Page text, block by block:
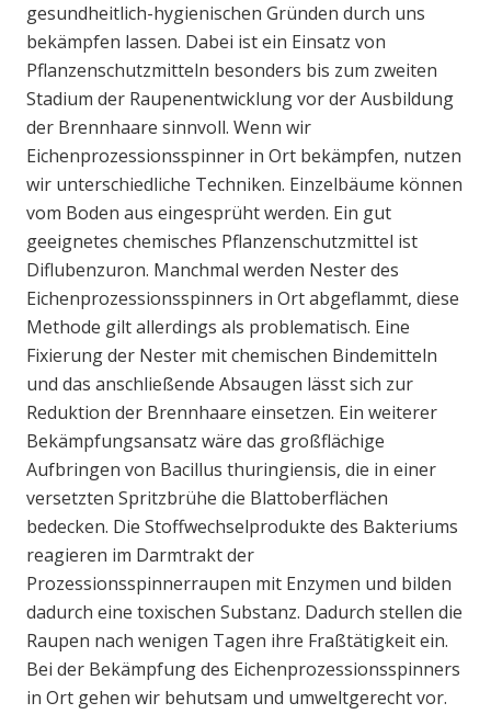
gesundheitlich-hygienischen Gründen durch uns
bekämpfen lassen. Dabei ist ein Einsatz von
Pflanzenschutzmitteln besonders bis zum zweiten
Stadium der Raupenentwicklung vor der Ausbildung
der Brennhaare sinnvoll. Wenn wir
Eichenprozessionsspinner in Ort bekämpfen, nutzen
wir unterschiedliche Techniken. Einzelbäume können
vom Boden aus eingesprüht werden. Ein gut
geeignetes chemisches Pflanzenschutzmittel ist
Diflubenzuron. Manchmal werden Nester des
Eichenprozessionsspinners in Ort abgeflammt, diese
Methode gilt allerdings als problematisch. Eine
Fixierung der Nester mit chemischen Bindemitteln
und das anschließende Absaugen lässt sich zur
Reduktion der Brennhaare einsetzen. Ein weiterer
Bekämpfungsansatz wäre das großflächige
Aufbringen von Bacillus thuringiensis, die in einer
versetzten Spritzbrühe die Blattoberflächen
bedecken. Die Stoffwechselprodukte des Bakteriums
reagieren im Darmtrakt der
Prozessionsspinnerraupen mit Enzymen und bilden
dadurch eine toxischen Substanz. Dadurch stellen die
Raupen nach wenigen Tagen ihre Fraßtätigkeit ein.
Bei der Bekämpfung des Eichenprozessionsspinners
in Ort gehen wir behutsam und umweltgerecht vor.